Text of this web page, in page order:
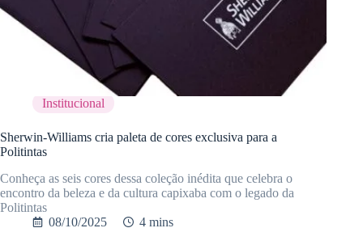
Institucional
Sherwin-Williams cria paleta de cores exclusiva para a
Politintas
Conheça as seis cores dessa coleção inédita que celebra o
encontro da beleza e da cultura capixaba com o legado da
Politintas
08/10/2025
4 mins